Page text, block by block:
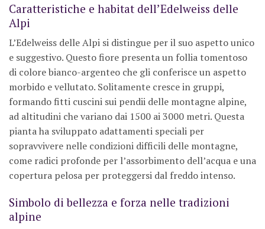
Caratteristiche e habitat dell’Edelweiss delle
Alpi
L’Edelweiss delle Alpi si distingue per il suo aspetto unico
e suggestivo. Questo fiore presenta un follia tomentoso
di colore bianco-argenteo che gli conferisce un aspetto
morbido e vellutato. Solitamente cresce in gruppi,
formando fitti cuscini sui pendii delle montagne alpine,
ad altitudini che variano dai 1500 ai 3000 metri. Questa
pianta ha sviluppato adattamenti speciali per
sopravvivere nelle condizioni difficili delle montagne,
come radici profonde per l’assorbimento dell’acqua e una
copertura pelosa per proteggersi dal freddo intenso.
Simbolo di bellezza e forza nelle tradizioni
alpine